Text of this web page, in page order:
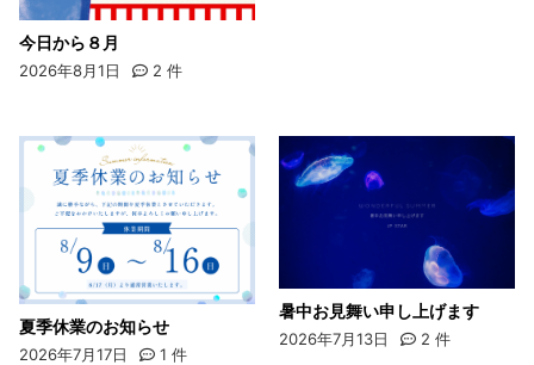
今日から８月
2026年8月1日 2 件
夏季休業のお知らせ
2026年7月17日 1 件
暑中お見舞い申し上げます
2026年7月13日 2 件